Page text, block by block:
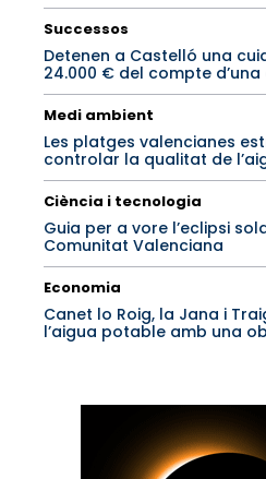
Successos
Detenen a Castelló una
24.000 € del compte
Medi ambient
Les platges valencianes
controlar la qualitat de
Ciència i tecnologia
Guia per a vore l’eclipsi
Comunitat Valenciana
Economia
Canet lo Roig, la Jana i
l’aigua potable amb una